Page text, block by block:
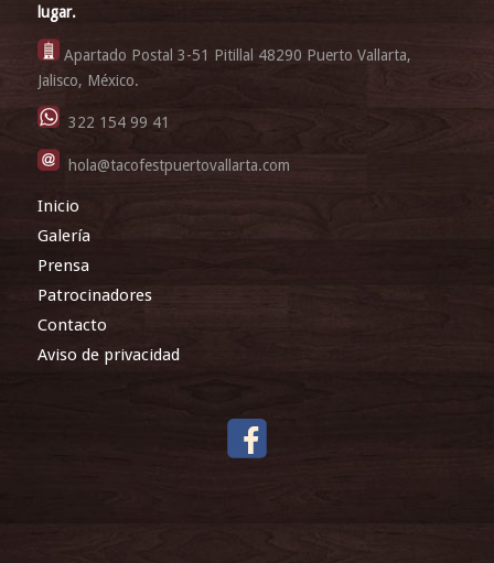
lugar.
Apartado Postal 3-51 Pitillal 48290 Puerto Vallarta,
Jalisco, México.
322 154 99 41
hola@tacofestpuertovallarta.com
Inicio
Galería
Prensa
Patrocinadores
Contacto
Aviso de privacidad